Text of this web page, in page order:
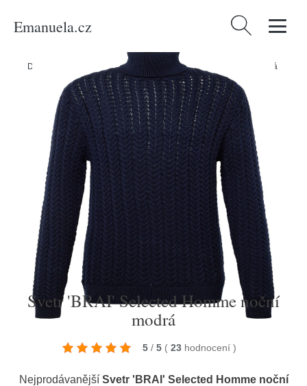
Emanuela.cz Vyhledávání
Domů Muži/Svetr 'BRAI' Selected Homme noční modrá
Svetr 'BRAI' Selected Homme noční
modrá
5 / 5 ( 23 hodnocení )
Nejprodávanější Svetr 'BRAI' Selected Homme noční